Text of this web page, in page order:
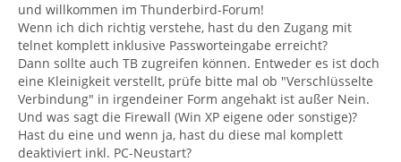
und willkommen im Thunderbird-Forum!
Wenn ich dich richtig verstehe, hast du den Zugang mit
telnet komplett inklusive Passworteingabe erreicht?
Dann sollte auch TB zugreifen können. Entweder es ist doch
eine Kleinigkeit verstellt, prüfe bitte mal ob "Verschlüsselte
Verbindung" in irgendeiner Form angehakt ist außer Nein.
Und was sagt die Firewall (Win XP eigene oder sonstige)?
Hast du eine und wenn ja, hast du diese mal komplett
deaktiviert inkl. PC-Neustart?